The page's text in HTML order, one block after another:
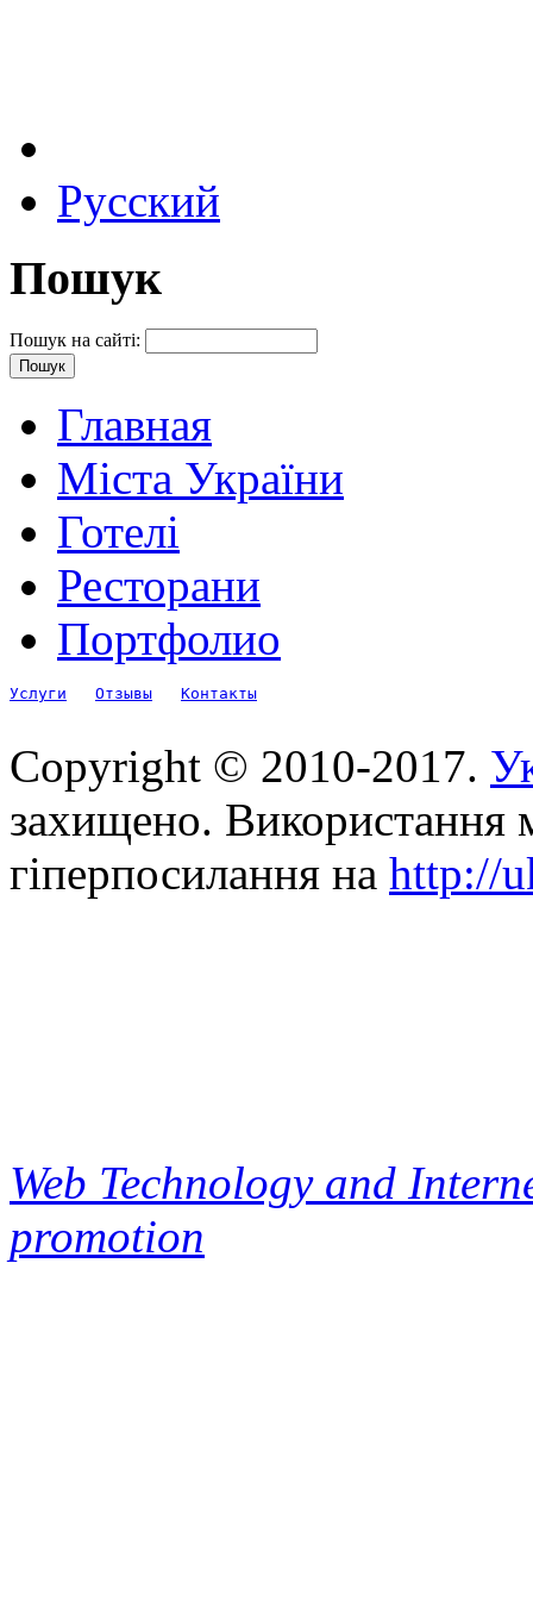
Русский
Пошук
Пошук на сайті:
Главная
Міста України
Готелі
Ресторани
Портфолио
Услуги Отзывы Контакты
Copyright © 2010-2017.
захищено. Використання
гіперпосилання на http://
Web Technology and
promotion